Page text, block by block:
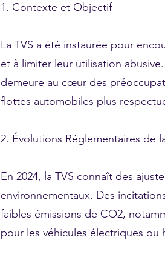
1. Contexte et Objectif
La TVS a été instaurée pour
et à limiter leur utilisation
demeure au cœur des
flottes automobiles plus
2. Évolutions Réglementaires de
En 2024, la TVS connaît des
environnementaux. Des
faibles émissions de CO2,
pour les véhicules électriques ou